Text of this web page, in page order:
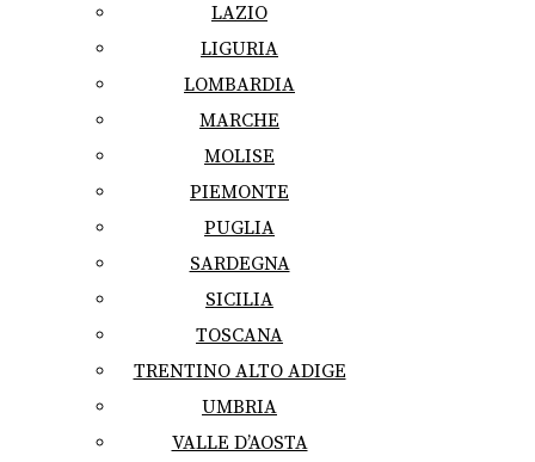
LAZIO
LIGURIA
LOMBARDIA
MARCHE
MOLISE
PIEMONTE
PUGLIA
SARDEGNA
SICILIA
TOSCANA
TRENTINO ALTO ADIGE
UMBRIA
VALLE D’AOSTA